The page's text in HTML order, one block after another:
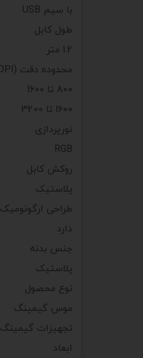
با سیم USB
طول کابل
1.2 متر
محدوده دقت (DPI)
800 تا 1600
1600 تا 3200
نورپردازی
RGB
روکش کابل
پلاستیک
طراحی ارگونومیک
دارد
جنس بدنه
پلاستیک
نوع محصول
موس گیمینگ
تجهیزات گیمینگ
ابعاد